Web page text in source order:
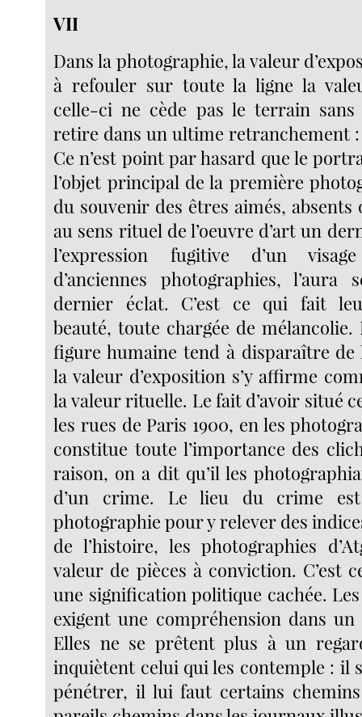
VII
Dans la photographie, la valeur
à refouler sur toute la ligne la
celle-ci ne cède pas le terrain sans
retire dans un ultime retranchement :
Ce n’est point par hasard que le
l’objet principal de la première
du souvenir des êtres aimés,
au sens rituel de l’oeuvre d’art un
l’expression fugitive d’un
d’anciennes photographies,
dernier éclat. C’est ce qui fait
beauté, toute chargée de
figure humaine tend à disparaître de
la valeur d’exposition s’y affirme
la valeur rituelle. Le fait d’avoir situé
les rues de Paris 1900, en les
constitue toute l’importance des
raison, on a dit qu’il les
d’un crime. Le lieu du crime
photographie pour y relever des
de l’histoire, les photographies
valeur de pièces à conviction. C’est
une signification politique cachée.
exigent une compréhension dans
Elles ne se prêtent plus à un
inquiètent celui qui les contemple : il
pénétrer, il lui faut certains